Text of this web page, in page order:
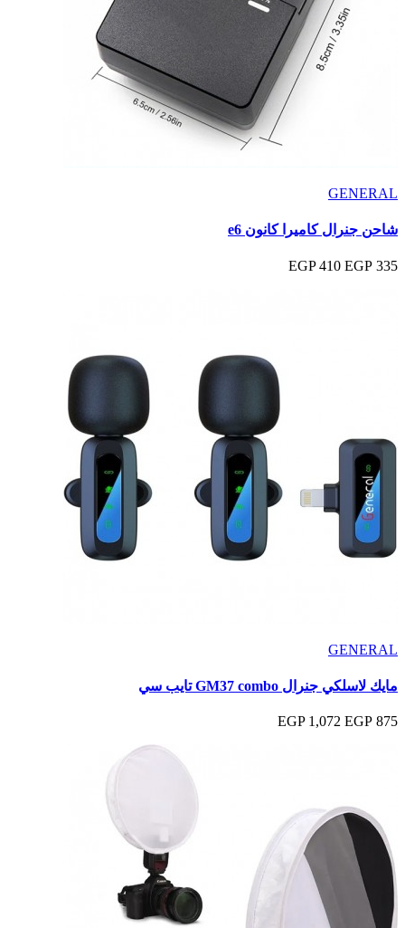
GENERAL
شاحن جنرال كاميرا كانون e6
335 EGP
410 EGP
GENERAL
مايك لاسلكي جنرال GM37 combo تايب سي
875 EGP
1,072 EGP